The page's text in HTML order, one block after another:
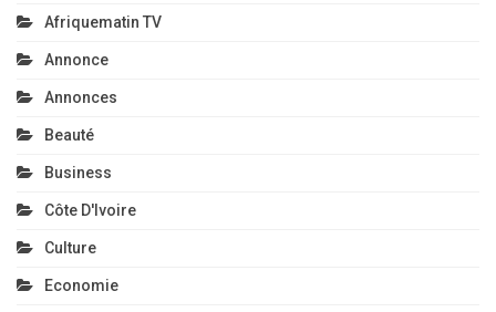
Afriquematin TV
Annonce
Annonces
Beauté
Business
Côte D'Ivoire
Culture
Economie